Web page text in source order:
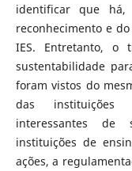
identificar que
reconhecimento e
IES. Entretanto, o
sustentabilidade
foram vistos do
das instituições
interessantes de
instituições de
ações, a